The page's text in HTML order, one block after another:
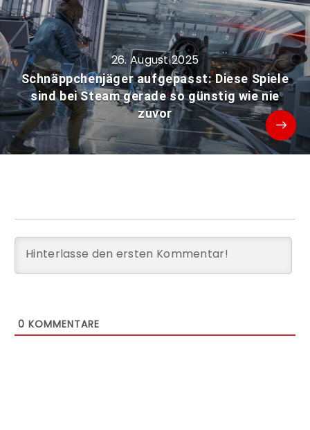
26. August 2025
Schnäppchenjäger aufgepasst: Diese Spiele
sind bei Steam gerade so günstig wie nie
zuvor
0 KOMMENTARE